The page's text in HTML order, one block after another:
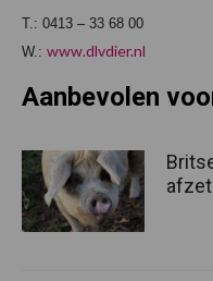
T.: 0413 – 33 68 00
W.: www.dlvdier.nl
Aanbevolen